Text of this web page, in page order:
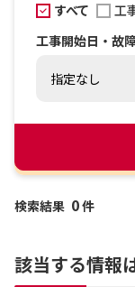
すべて
工
工事開始日・故
検索結果 0件
該当する情報